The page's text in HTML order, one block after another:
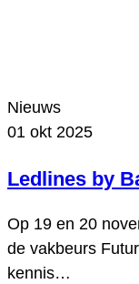
Nieuws
01 okt 2025
Ledlines by
Op 19 en 20
de vakbeurs
kennis…